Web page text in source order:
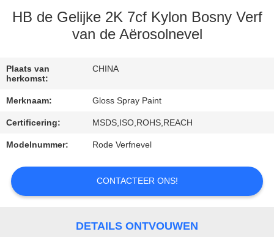
KWALITEITSCONTROLE
ONS
VERZOEK
OM
EEN
CITAAT
HB de Gelijke 2K 7cf Kylon Bosny Verf
van de Aërosolnevel
Plaats van
herkomst:
CHINA
Merknaam: Gloss Spray Paint
Certificering: MSDS,ISO,ROHS,REACH
Modelnummer: Rode Verfnevel
CONTACTEER ONS!
DETAILS ONTVOUWEN